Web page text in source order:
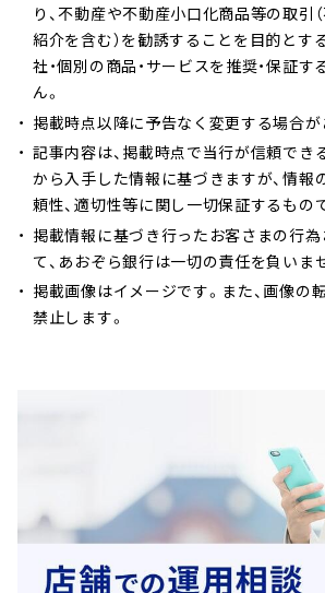
り、不動産や不動産小口化商品等の取引
紹介を含む）を勧誘することを目的とす
社・個別の商品・サービスを推奨・保証
ん。
掲載時点以降に予告なく変更する場合が
記事内容は、掲載時点で当行が信頼でき
から入手した情報に基づきますが、情報
頼性、適切性等に関し一切保証するもの
掲載情報に基づき行ったお客さまの行
て、あおぞら銀行は一切の責任を負いま
掲載画像はイメージです。また、画像の
禁止します。